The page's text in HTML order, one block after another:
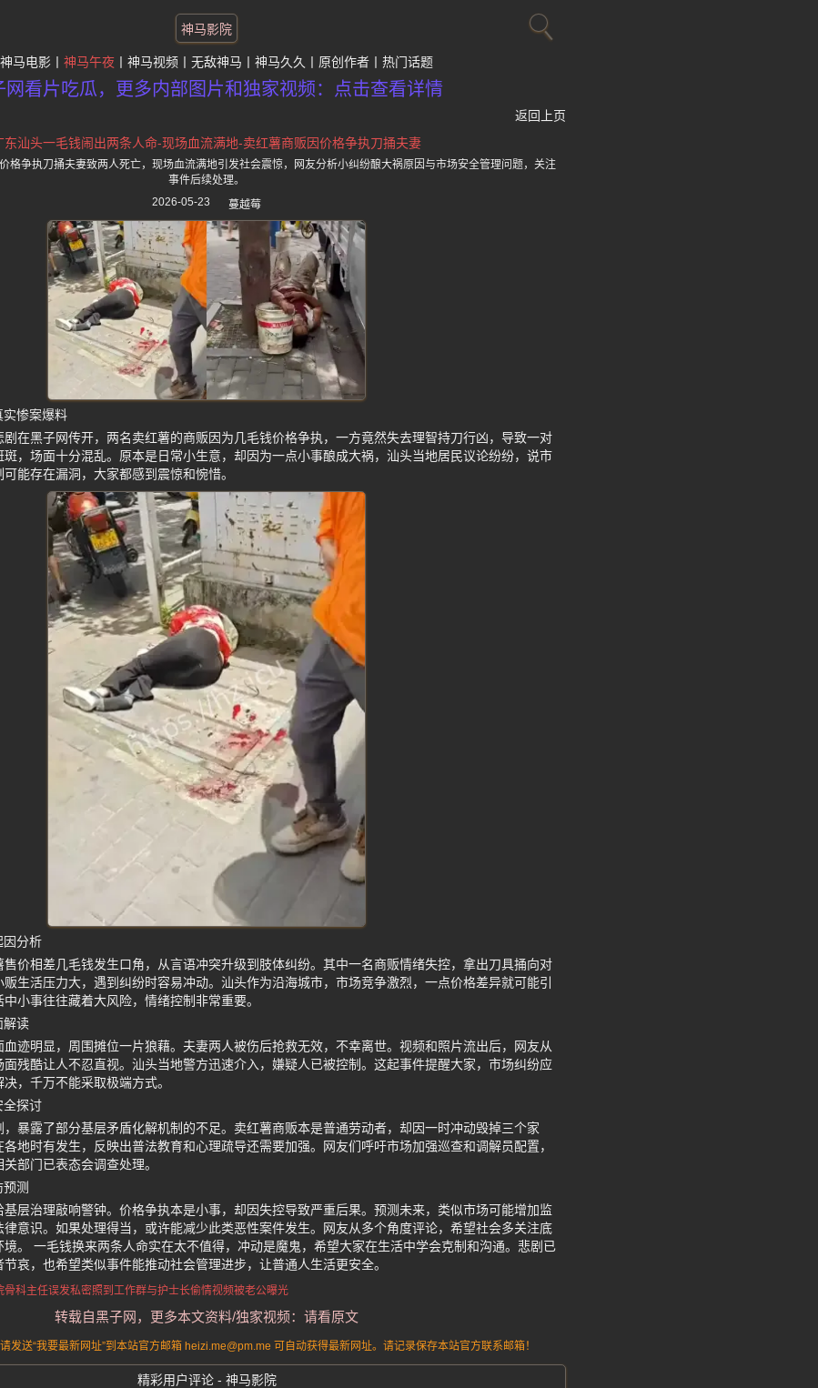
神马影院
神马电影 神马午夜 神马视频 无敌神马 神马久久 原创作者 热门话题
网看片吃瓜，更多内部图片和独家视频：点击查看详情
返回上页
东汕头一毛钱闹出两条人命-现场血流满地-卖红薯商贩因价格争执刀捅夫妻
格争执刀捅夫妻致两人死亡，现场血流满地引发社会震惊，网友分析小纠纷酿大祸原因与市场安全管理问题，关注
事件后续处理。
2026-05-23
蔓越莓
实惨案爆料
在黑子网传开，两名卖红薯的商贩因为几毛钱价格争执，一方竟然失去理智持刀行凶，导致一对
，场面十分混乱。原本是日常小生意，却因为一点小事酿成大祸，汕头当地居民议论纷纷，说市
能存在漏洞，大家都感到震惊和惋惜。
因分析
价相差几毛钱发生口角，从言语冲突升级到肢体纠纷。其中一名商贩情绪失控，拿出刀具捅向对
生活压力大，遇到纠纷时容易冲动。汕头作为沿海城市，市场竞争激烈，一点价格差异就可能引
小事往往藏着大风险，情绪控制非常重要。
解读
迹明显，周围摊位一片狼藉。夫妻两人被伤后抢救无效，不幸离世。视频和照片流出后，网友从
残酷让人不忍直视。汕头当地警方迅速介入，嫌疑人已被控制。这起事件提醒大家，市场纠纷应
，千万不能采取极端方式。
全探讨
暴露了部分基层矛盾化解机制的不足。卖红薯商贩本是普通劳动者，却因一时冲动毁掉三个家
地时有发生，反映出普法教育和心理疏导还需要加强。网友们呼吁市场加强巡查和调解员配置，
部门已表态会调查处理。
测
层治理敲响警钟。价格争执本是小事，却因失控导致严重后果。预测未来，类似市场可能增加监
意识。如果处理得当，或许能减少此类恶性案件发生。网友从多个角度评论，希望社会多关注底
。 一毛钱换来两条人命实在太不值得，冲动是魔鬼，希望大家在生活中学会克制和沟通。悲剧已
哀，也希望类似事件能推动社会管理进步，让普通人生活更安全。
骨科主任误发私密照到工作群与护士长偷情视频被老公曝光
转载自黑子网，更多本文资料/独家视频：请看原文
发送“我要最新网址”到本站官方邮箱 heizi.me@pm.me 可自动获得最新网址。请记录保存本站官方联系邮箱！
精彩用户评论 - 神马影院